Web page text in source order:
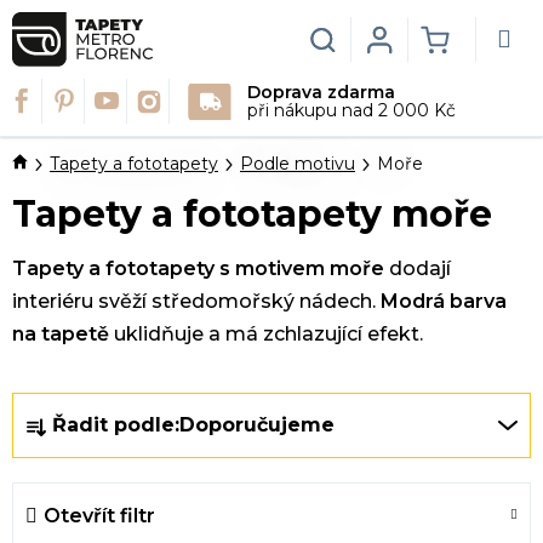
Přejít
na
obsah
Doprava zdarma
při nákupu nad 2 000 Kč
Hledat
KOŠÍK
Login
DomůTapety a fototapety Podle motivu Moře
Tapety a fototapety moře
Tapety a fototapety s motivem moře dodají
interiéru svěží středomořský nádech. Modrá barva
na tapetě uklidňuje a má zchlazující efekt.
a
z
e
n
Řadit podle:Doporučujeme
Otevřít filtr